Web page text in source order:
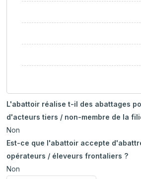
L'abattoir réalise t-il des abattages
d'acteurs tiers / non-membre de la
Non
Est-ce que l'abattoir accepte
opérateurs / éleveurs frontaliers ?
Non